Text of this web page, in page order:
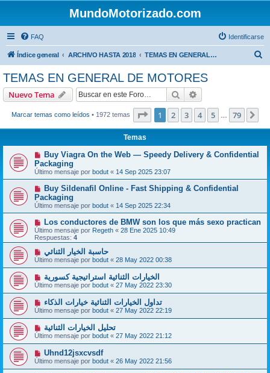
MundoMotorizado.com
FAQ Identificarse
Índice general ARCHIVO HASTA 2018 TEMAS EN GENERAL DE MOTORES
TEMAS EN GENERAL DE MOTORES
Nuevo Tema Buscar
Marcar temas como leídos • 1972 temas Página de 79
1 2 3 4 5 79
Temas
Buy Viagra On the Web — Speedy Delivery & Confidential
Packaging
Último mensaje por bodut « 14 Sep 2025 23:07
Buy Sildenafil Online - Fast Shipping & Confidential
Packaging
Último mensaje por bodut « 14 Sep 2025 22:34
Los conductores de BMW son los que más sexo practican
Último mensaje por Regeth « 28 Ene 2025 10:49
Respuestas: 4
حاسبة الخيار الثنائي
Último mensaje por bodut « 28 May 2022 00:38
الخيارات الثنائية استراتيجية كسورية
Último mensaje por bodut « 27 May 2022 23:30
تداول الخيارات الثنائية خيارات الذكاء
Último mensaje por bodut « 27 May 2022 22:19
تحليل الخيارات الثنائية
Último mensaje por bodut « 27 May 2022 21:12
Uhnd12jsxcvsdf
Último mensaje por bodut « 26 May 2022 21:56